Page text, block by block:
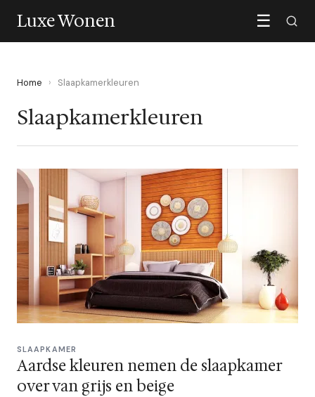
Luxe Wonen ☰
Home › Slaapkamerkleuren
Slaapkamerkleuren
SLAAPKAMER
Aardse kleuren nemen de slaapkamer
over van grijs en beige